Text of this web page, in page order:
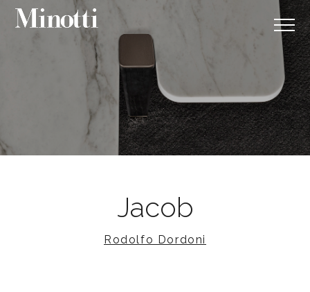
Jacob
Rodolfo Dordoni